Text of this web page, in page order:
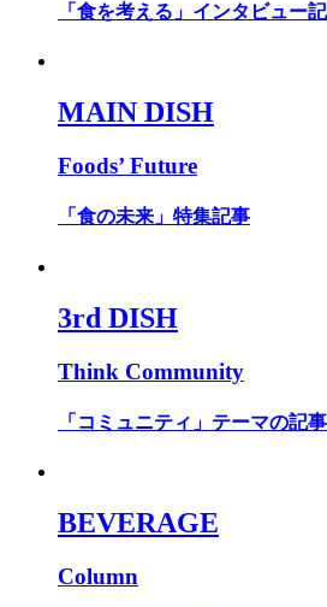
「食を考える」インタビュー
MAIN DISH
Foods’ Future
「食の未来」特集記事
3rd DISH
Think Community
「コミュニティ」テーマの記事
BEVERAGE
Column